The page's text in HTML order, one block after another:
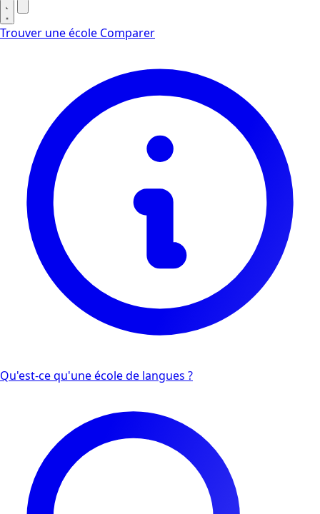
Trouver une école Comparer
Qu'est-ce qu'une école de langues ?